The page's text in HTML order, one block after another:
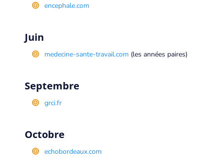
encephale.com
Juin
medecine-sante-travail.com (les années paires)
Septembre
grci.fr
Octobre
echobordeaux.com